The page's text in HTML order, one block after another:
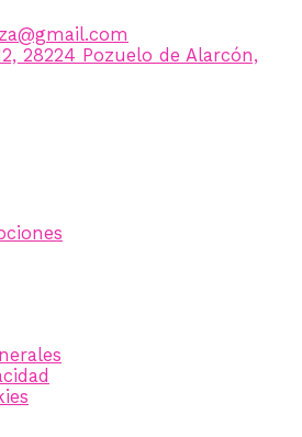
28224 Pozuelo de Alarcón,